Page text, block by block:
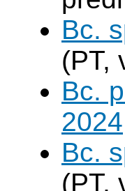
Bc.
(PT,
Bc.
2024
Bc.
(PT,